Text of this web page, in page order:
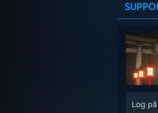
Log på